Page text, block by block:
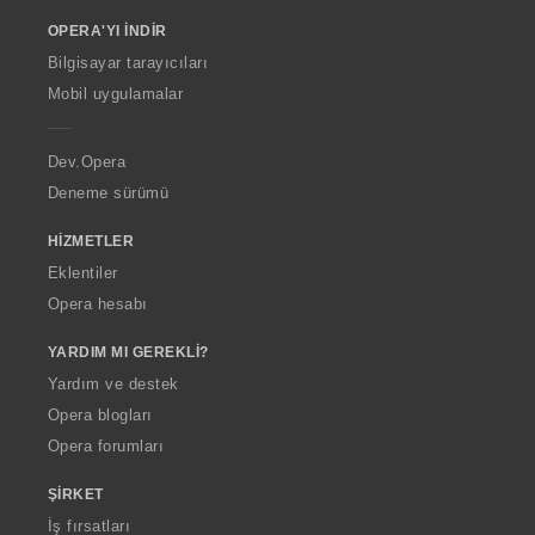
w
O
p
a
OPERA'YI İNDIR
Bilgisayar tarayıcıları
Mobil uygulamalar
Dev.Opera
Deneme sürümü
HIZMETLER
Eklentiler
Opera hesabı
YARDIM MI GEREKLI?
Yardım ve destek
Opera blogları
Opera forumları
ŞIRKET
İş fırsatları